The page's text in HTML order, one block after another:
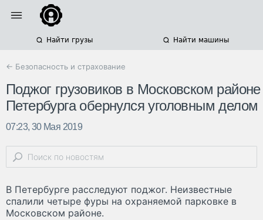
Найти грузы Найти машины
← Безопасность и страхование
Поджог грузовиков в Московском районе
Петербурга обернулся уголовным делом
07:23, 30 Мая 2019
В Петербурге расследуют поджог. Неизвестные
спалили четыре фуры на охраняемой парковке в
Московском районе.